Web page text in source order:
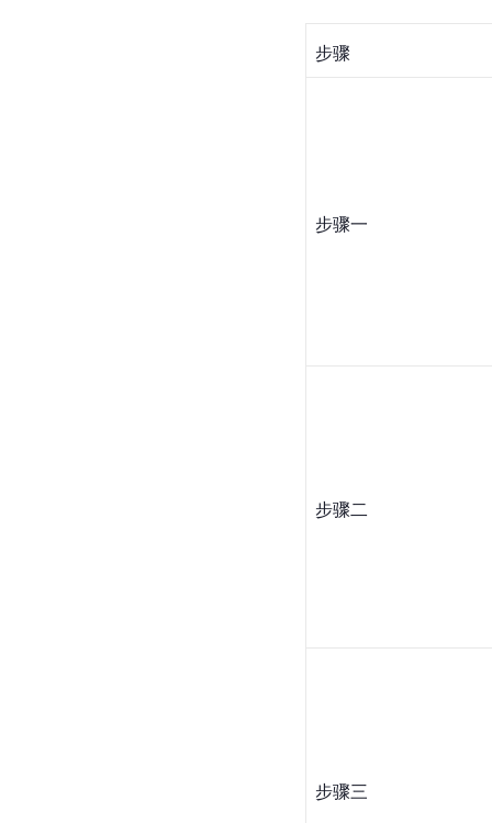
步骤
步骤一
步骤二
步骤三